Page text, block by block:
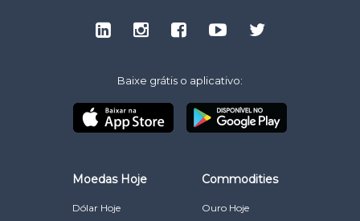
Baixe grátis o aplicativo:
Moedas Hoje
Dólar Hoje
Commodities
Ouro Hoje